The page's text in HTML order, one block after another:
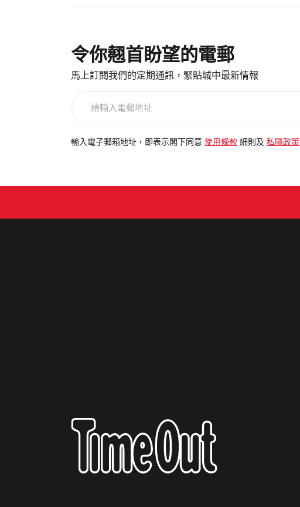
令你翹首盼望的電郵
馬上訂閱我們的定期通訊，緊貼城中最新情報
電
輸入電子郵箱地址，即表示閣下同意 使用條款 細則及 私隱政策